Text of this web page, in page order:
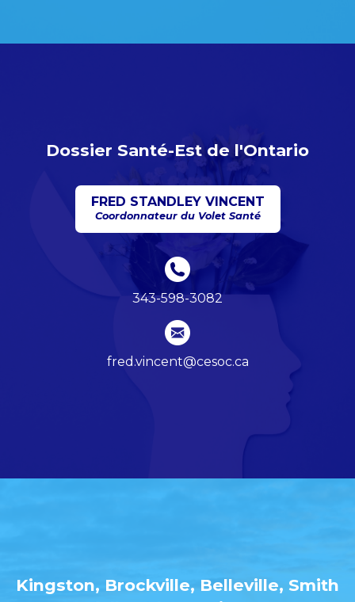
Dossier Santé-Est de l'Ontario
FRED STANDLEY VINCENT
Coordonnateur du Volet Santé
343-598-3082
fred.vincent@cesoc.ca
Kingston, Brockville, Belleville, Smith